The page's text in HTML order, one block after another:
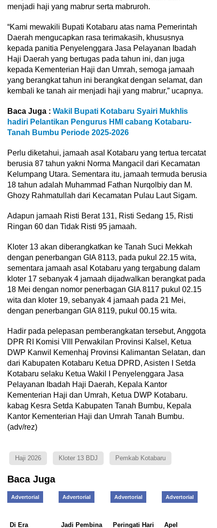
menjadi haji yang mabrur serta mabruroh.
“Kami mewakili Bupati Kotabaru atas nama Pemerintah
Daerah mengucapkan rasa terimakasih, khususnya
kepada panitia Penyelenggara Jasa Pelayanan Ibadah
Haji Daerah yang bertugas pada tahun ini, dan juga
kepada Kementerian Haji dan Umrah, semoga jamaah
yang berangkat tahun ini berangkat dengan selamat, dan
kembali ke tanah air menjadi haji yang mabrur,” ucapnya.
Baca Juga : Wakil Bupati Kotabaru Syairi Mukhlis
hadiri Pelantikan Pengurus HMI cabang Kotabaru-
Tanah Bumbu Periode 2025-2026
Perlu diketahui, jamaah asal Kotabaru yang tertua tercatat
berusia 87 tahun yakni Norma Mangacil dari Kecamatan
Kelumpang Utara. Sementara itu, jamaah termuda berusia
18 tahun adalah Muhammad Fathan Nurqolbiy dan M.
Ghozy Rahmatullah dari Kecamatan Pulau Laut Sigam.
Adapun jamaah Risti Berat 131, Risti Sedang 15, Risti
Ringan 60 dan Tidak Risti 95 jamaah.
Kloter 13 akan diberangkatkan ke Tanah Suci Mekkah
dengan penerbangan GIA 8113, pada pukul 22.15 wita,
sementara jamaah asal Kotabaru yang tergabung dalam
kloter 17 sebanyak 4 jamaah dijadwalkan berangkat pada
18 Mei dengan nomor penerbagan GIA 8117 pukul 02.15
wita dan kloter 19, sebanyak 4 jamaah pada 21 Mei,
dengan penerbangan GIA 8119, pukul 00.15 wita.
Hadir pada pelepasan pemberangkatan tersebut, Anggota
DPR RI Komisi VIII Perwakilan Provinsi Kalsel, Ketua
DWP Kanwil Kemenhaj Provinsi Kalimantan Selatan, dan
dari Kabupaten Kotabaru Ketua DPRD, Asisten I Setda
Kotabaru selaku Ketua Wakil I Penyelenggara Jasa
Pelayanan Ibadah Haji Daerah, Kepala Kantor
Kementerian Haji dan Umrah, Ketua DWP Kotabaru.
kabag Kesra Setda Kabupaten Tanah Bumbu, Kepala
Kantor Kementerian Haji dan Umrah Tanah Bumbu.
(adv/rez)
Haji 2026 Kloter 13 BDJ Pemkab Kotabaru
Baca Juga
Advertorial
Di Era
Advertorial
Jadi Pembina
Advertorial
Peringati Hari
Advertorial
Apel